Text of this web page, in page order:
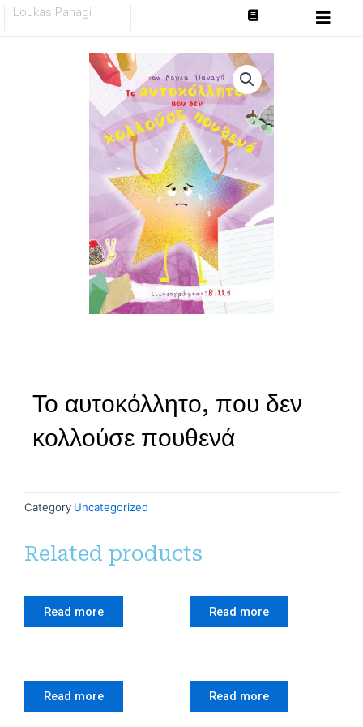
SkipLoukas Panagi
Το αυτοκόλλητο, που δεν
κολλούσε πουθενά
Category Uncategorized
Related products
Read more Read more
Read more Read more